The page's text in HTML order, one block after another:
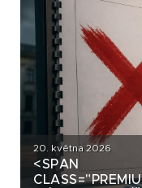
20. května 2026
<SPAN